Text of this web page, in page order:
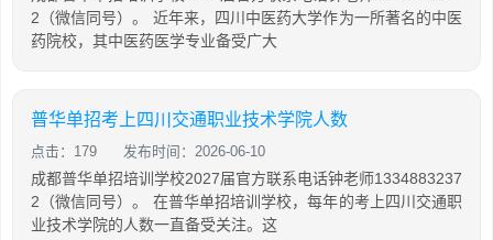
2（微信同号）。 近年来，四川中医药大学作为一所著名的中医
药院校，其中医药医学专业备受广大
普华单招考上四川交通职业技术学院人数
点击：179 发布时间：2026-06-10
成都普华单招培训学校2027届官方联系电话钟老师1334883237
2（微信同号）。 在普华单招培训学校，每年的考上四川交通职
业技术学院的人数一直备受关注。这